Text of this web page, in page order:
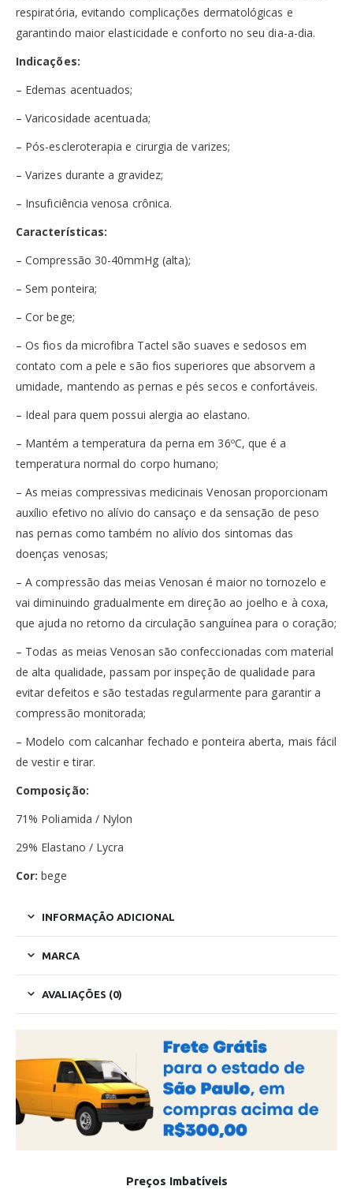
respiratória, evitando complicações dermatológicas e
garantindo maior elasticidade e conforto no seu dia-a-dia.
Indicações:
– Edemas acentuados;
– Varicosidade acentuada;
– Pós-escleroterapia e cirurgia de varizes;
– Varizes durante a gravidez;
– Insuficiência venosa crônica.
Características:
– Compressão 30-40mmHg (alta);
– Sem ponteira;
– Cor bege;
– Os fios da microfibra Tactel são suaves e sedosos em
contato com a pele e são fios superiores que absorvem a
umidade, mantendo as pernas e pés secos e confortáveis.
– Ideal para quem possui alergia ao elastano.
– Mantém a temperatura da perna em 36ºC, que é a
temperatura normal do corpo humano;
– As meias compressivas medicinais Venosan proporcionam
auxílio efetivo no alívio do cansaço e da sensação de peso
nas pernas como também no alívio dos sintomas das
doenças venosas;
– A compressão das meias Venosan é maior no tornozelo e
vai diminuindo gradualmente em direção ao joelho e à coxa,
que ajuda no retorno da circulação sanguínea para o coração;
– Todas as meias Venosan são confeccionadas com material
de alta qualidade, passam por inspeção de qualidade para
evitar defeitos e são testadas regularmente para garantir a
compressão monitorada;
– Modelo com calcanhar fechado e ponteira aberta, mais fácil
de vestir e tirar.
Composição:
71% Poliamida / Nylon
29% Elastano / Lycra
Cor: bege
INFORMAÇÃO ADICIONAL
MARCA
AVALIAÇÕES (0)
Preços Imbatíveis